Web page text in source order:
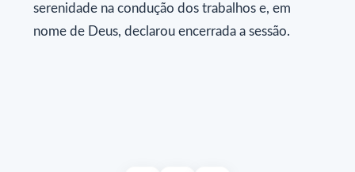
serenidade na condução dos trabalhos e, em
nome de Deus, declarou encerrada a sessão.